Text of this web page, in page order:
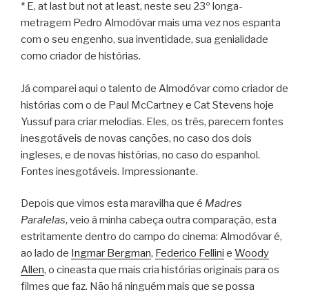
* E, at last but not at least, neste seu 23º longa-
metragem Pedro Almodóvar mais uma vez nos espanta
com o seu engenho, sua inventidade, sua genialidade
como criador de histórias.
Já comparei aqui o talento de Almodóvar como criador de
histórias com o de Paul McCartney e Cat Stevens hoje
Yussuf para criar melodias. Eles, os três, parecem fontes
inesgotáveis de novas canções, no caso dos dois
ingleses, e de novas histórias, no caso do espanhol.
Fontes inesgotáveis. Impressionante.
Depois que vimos esta maravilha que é Madres
Paralelas, veio à minha cabeça outra comparação, esta
estritamente dentro do campo do cinema: Almodóvar é,
ao lado de Ingmar Bergman, Federico Fellini e Woody
Allen, o cineasta que mais cria histórias originais para os
filmes que faz. Não há ninguém mais que se possa